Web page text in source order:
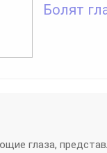
Болят
глаза,